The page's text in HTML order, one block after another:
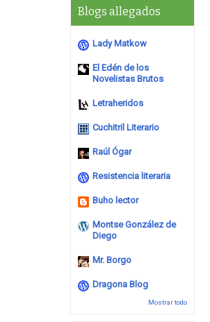
Blogs allegados
Lady Matkow
El Edén de los
Novelistas Brutos
Letraheridos
Cuchitril Literario
Raúl Ógar
Resistencia literaria
Buho lector
Montse González de
Diego
Mr. Borgo
Dragona Blog
Mostrar todo